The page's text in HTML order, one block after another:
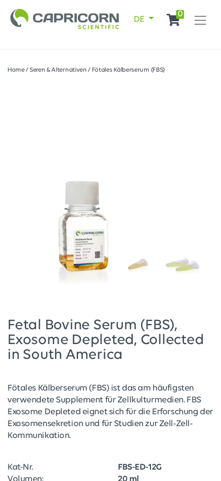
DE
0
Home/ Seren & Alternativen / Fötales Kälberserum (FBS)
Fetal Bovine Serum (FBS),
Exosome Depleted, Collected
in South America
Fötales Kälberserum (FBS) ist das am häufigsten
verwendete Supplement für Zellkulturmedien. FBS
Exosome Depleted eignet sich für die Erforschung der
Exosomensekretion und für Studien zur Zell-Zell-
Kommunikation.
Kat-Nr.
FBS-ED-12G